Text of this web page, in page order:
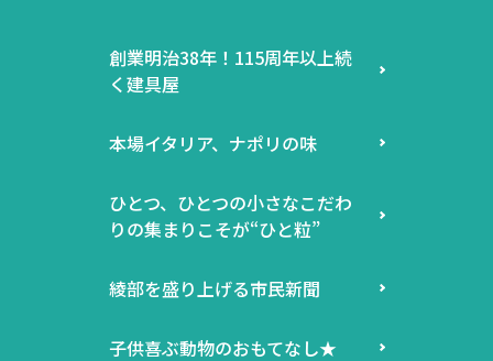
創業明治38年！115周年以上続
く建具屋
本場イタリア、ナポリの味
ひとつ、ひとつの小さなこだわ
りの集まりこそが“ひと粒”
綾部を盛り上げる市民新聞
子供喜ぶ動物のおもてなし★